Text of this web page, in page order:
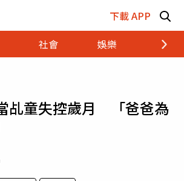
下載 APP
社會 娛樂 財經
乩童失控歲月 「爸爸為